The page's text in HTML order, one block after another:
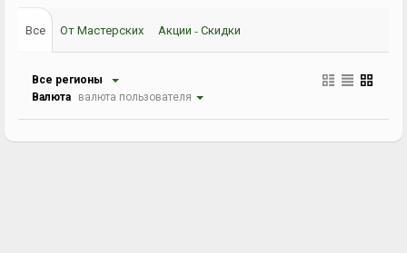
Все От Мастерских Акции - Скидки
Все регионы
Валюта валюта пользователя